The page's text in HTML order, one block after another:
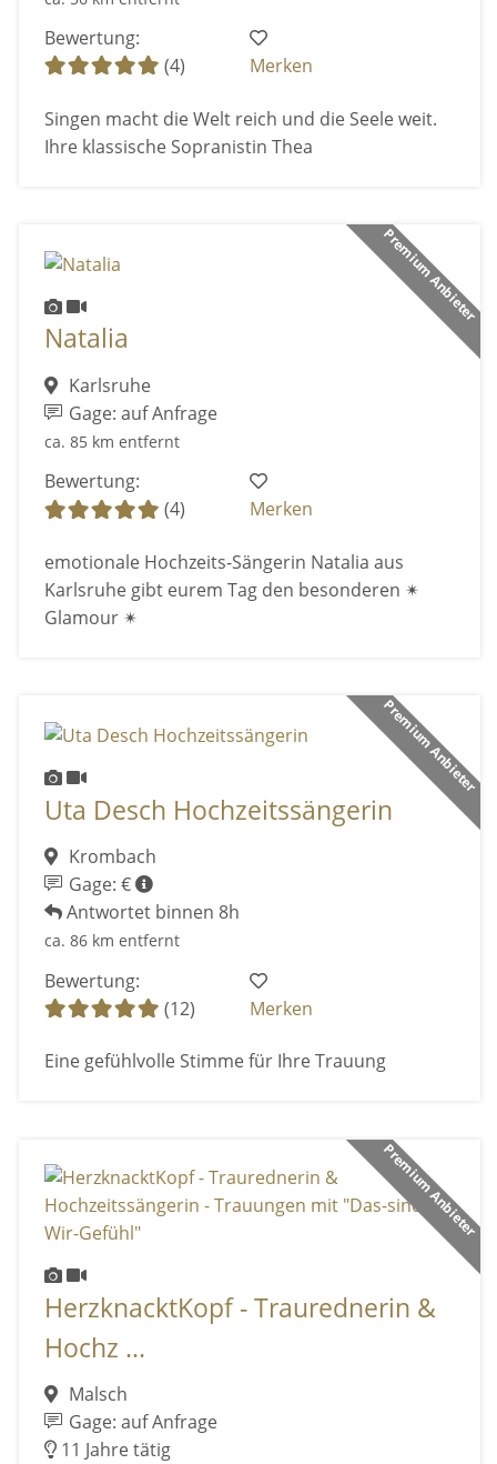
Bewertung:
(4)
Merken
Singen macht die Welt reich und die Seele weit.
Ihre klassische Sopranistin Thea
Premium Anbieter
Natalia
Karlsruhe
Gage: auf Anfrage
ca. 85 km entfernt
Bewertung:
(4)
Merken
emotionale Hochzeits-Sängerin Natalia aus
Karlsruhe gibt eurem Tag den besonderen ✴
Glamour ✴
Premium Anbieter
Uta Desch Hochzeitssängerin
Krombach
Gage: €
Antwortet binnen 8h
ca. 86 km entfernt
Bewertung:
(12)
Merken
Eine gefühlvolle Stimme für Ihre Trauung
Premium Anbieter
HerzknacktKopf - Traurednerin &
Hochz ...
Malsch
Gage: auf Anfrage
11 Jahre tätig